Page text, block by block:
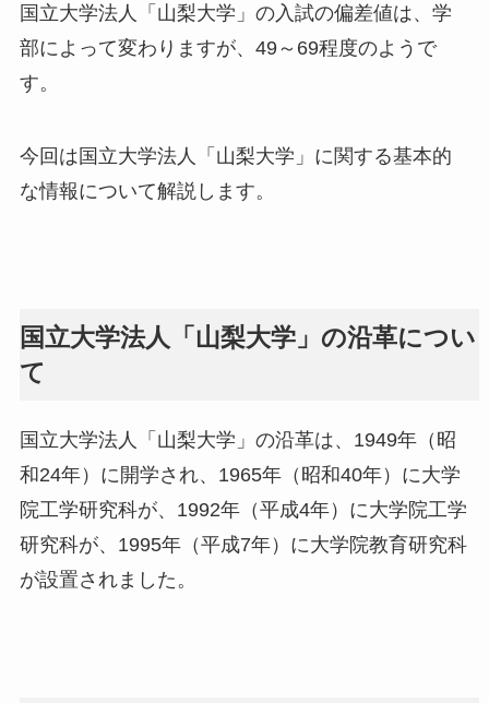
国立大学法人「山梨大学」の入試の偏差値は、学
部によって変わりますが、49～69程度のようで
す。
今回は国立大学法人「山梨大学」に関する基本的
な情報について解説します。
国立大学法人「山梨大学」の沿革につい
て
国立大学法人「山梨大学」の沿革は、1949年（昭
和24年）に開学され、1965年（昭和40年）に大学
院工学研究科が、1992年（平成4年）に大学院工学
研究科が、1995年（平成7年）に大学院教育研究科
が設置されました。